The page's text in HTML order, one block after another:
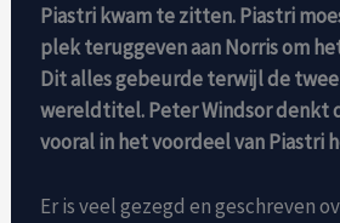
Piastri kwam te zitten. Piastri
plek teruggeven aan Norris om
Dit alles gebeurde terwijl de
wereldtitel. Peter Windsor denkt
vooral in het voordeel van Piastri
Er is veel gezegd en geschreven